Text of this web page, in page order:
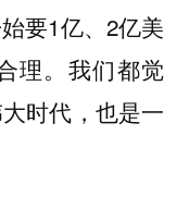
要1亿、2亿美
理。我们都觉
时代，也是一